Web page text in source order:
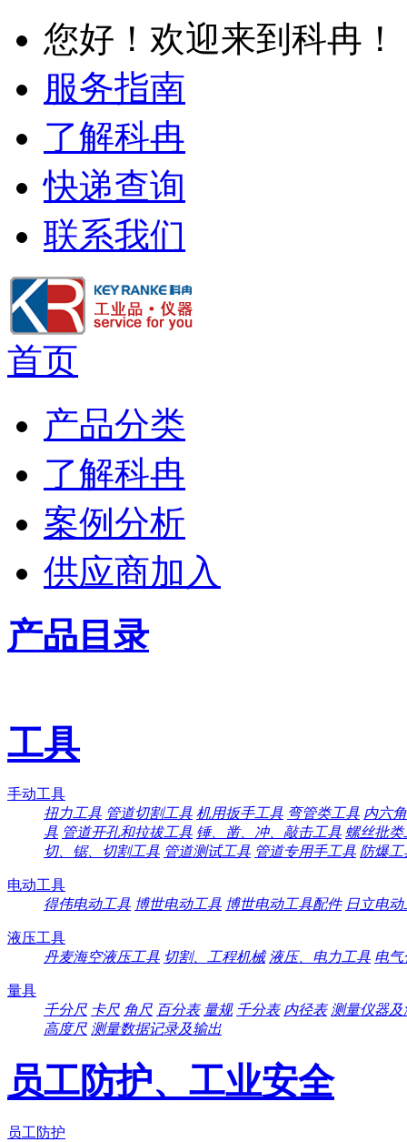
您好！欢迎来到科冉！
服务指南
了解科冉
快递查询
联系我们
首页
产品分类
了解科冉
案例分析
供应商加入
产品目录
工具
手动工具
扭力工具 管道切割工具 机用扳手工具 弯管类工具 内六
具 管道开孔和拉拔工具 锤、凿、冲、敲击工具 螺丝批类
切、锯、切割工具 管道测试工具 管道专用手工具 防爆工
电动工具
得伟电动工具 博世电动工具 博世电动工具配件 日立电动
液压工具
丹麦海空液压工具 切割、工程机械 液压、电力工具 电气
量具
千分尺 卡尺 角尺 百分表 量规 千分表 内径表 测量仪器及
高度尺 测量数据记录及输出
员工防护、工业安全
员工防护